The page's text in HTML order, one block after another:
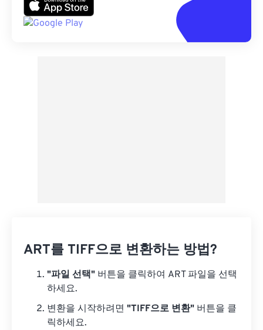
ART를 TIFF으로 변환하는 방법?
"파일 선택" 버튼을 클릭하여 ART 파일을 선택
하세요.
변환을 시작하려면 "TIFF으로 변환" 버튼을 클
릭하세요.